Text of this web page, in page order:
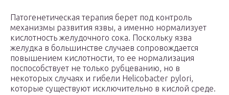
Патогенетическая терапия берет под контроль
механизмы развития язвы, а именно нормализует
кислотность желудочного сока. Поскольку язва
желудка в большинстве случаев сопровождается
повышением кислотности, то ее нормализация
поспособствует не только рубцеванию, но в
некоторых случаях и гибели Helicobacter pylori,
которые существуют исключительно в кислой среде.